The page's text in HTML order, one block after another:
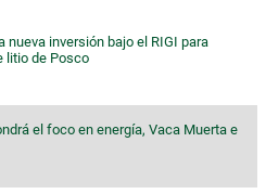
nueva inversión bajo el RIGI para
litio de Posco
el foco en energía, Vaca Muerta e